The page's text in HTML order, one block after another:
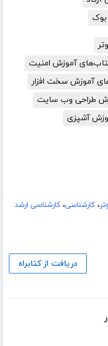
آموزش امنیت
آموزش سخت افزار
طراحی وب سایت
آشپزی
،کارشناسی،کارشناسی ارشد
دریافت از کتابراه